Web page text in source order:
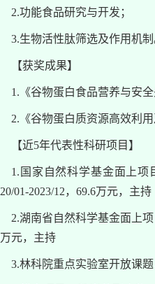
2.功能食品研究与开发；
3.生物活性肽筛选及作用机制
【获奖成果】
1.《谷物蛋白食品营养与安
2.《谷物蛋白质资源高效利
【近5年代表性科研项目】
1.国家自然科学基金面上项
01-2023/12，69.6万元，主持
2.湖南省自然科学基金面上
元，主持
3.林科院重点实验室开放课